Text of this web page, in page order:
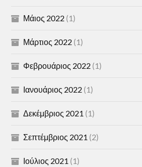
Μάιος 2022 (1)
Μάρτιος 2022 (1)
Φεβρουάριος 2022 (1)
Ιανουάριος 2022 (1)
Δεκέμβριος 2021 (1)
Σεπτέμβριος 2021 (2)
Ιούλιος 2021 (1)